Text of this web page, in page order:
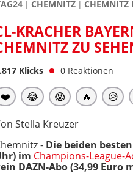
CHEMNITZ CHEMNITZ
KRACHER
ZU
Klicks 0 Reaktionen
❤️ 😂 😱 🔥 😥
Stella Kreuzer
- Die beiden
im Champions-League-
DAZN-Abo (34,99 Euro